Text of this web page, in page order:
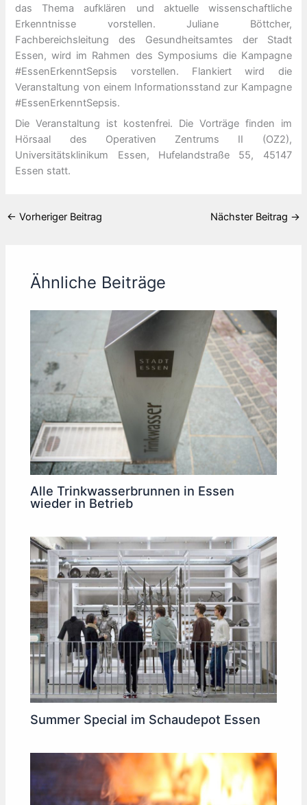
das Thema aufklären und aktuelle wissenschaftliche
Erkenntnisse vorstellen. Juliane Böttcher,
Fachbereichsleitung des Gesundheitsamtes der Stadt
Essen, wird im Rahmen des Symposiums die Kampagne
#EssenErkenntSepsis vorstellen. Flankiert wird die
Veranstaltung von einem Informationsstand zur Kampagne
#EssenErkenntSepsis.
Die Veranstaltung ist kostenfrei. Die Vorträge finden im
Hörsaal des Operativen Zentrums II (OZ2),
Universitätsklinikum Essen, Hufelandstraße 55, 45147
Essen statt.
← Vorheriger Beitrag Nächster Beitrag →
Ähnliche Beiträge
Alle Trinkwasserbrunnen in Essen
wieder in Betrieb
Summer Special im Schaudepot Essen